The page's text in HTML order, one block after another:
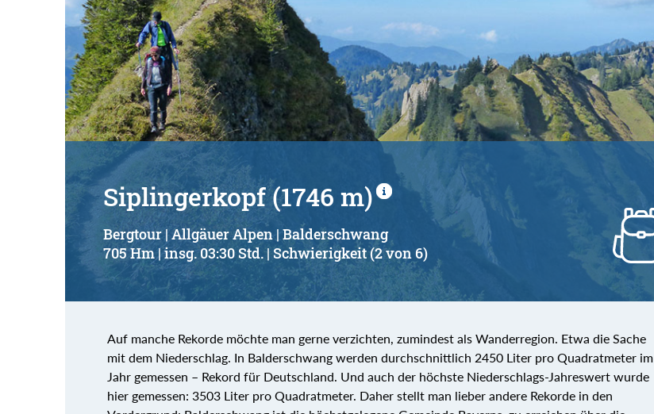
Siplingerkopf (1746 m)
Bergtour | Allgäuer Alpen | Balderschwang
705 Hm | insg. 03:30 Std. | Schwierigkeit (2 von 6)
Auf manche Rekorde möchte man gerne verzichten, zumindest als Wanderregion. Etwa die Sache
mit dem Niederschlag. In Balderschwang werden durchschnittlich 2450 Liter pro Quadratmeter im
Jahr gemessen – Rekord für Deutschland. Und auch der höchste Niederschlags-Jahreswert wurde
hier gemessen: 3503 Liter pro Quadratmeter. Daher stellt man lieber andere Rekorde in den